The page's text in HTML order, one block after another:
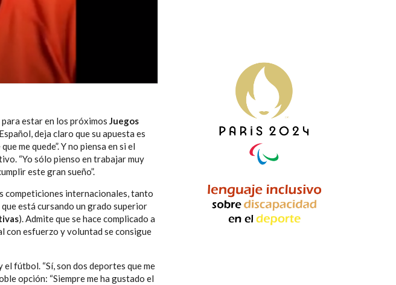
para estar en los próximos Juegos
deja claro que su apuesta es
me quede”. Y no piensa en si el
“Yo sólo pienso en trabajar muy
este gran sueño”.
competiciones internacionales, tanto
está cursando un grado superior
). Admite que se hace complicado a
con esfuerzo y voluntad se consigue
fútbol. “Sí, son dos deportes que me
opción: “Siempre me ha gustado el